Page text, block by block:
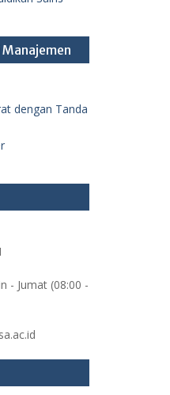
dengan Tanda
- Jumat (08:00 -